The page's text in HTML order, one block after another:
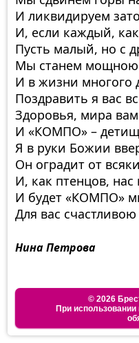
И ликвидируем
И, если каждый,
Пусть малый, но с
Мы станем мощною
И в жизни многого
Поздравить я вас
Здоровья, мира
И «КОМПО» –
Я в руки Божии
Он оградит от
И, как птенцов, нас
И будет «КОМПО»
Для вас
Нина Петрова
©
При